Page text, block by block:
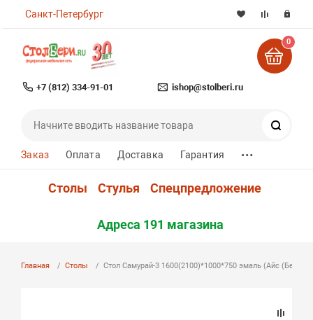
Санкт-Петербург
+7 (812) 334-91-01 ishop@stolberi.ru
0
Заказ Оплата Доставка Гарантия ...
Столы Стулья Спецпредложение
Адреса 191 магазина
Главная Столы Стол Самурай-3 1600(2100)*1000*750 эмаль (Айс (Белая